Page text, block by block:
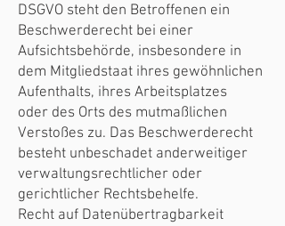
DSGVO steht den Betroffenen ein
Beschwerderecht bei einer
Aufsichtsbehörde, insbesondere in
dem Mitgliedstaat ihres gewöhnlichen
Aufenthalts, ihres Arbeitsplatzes
oder des Orts des mutmaßlichen
Verstoßes zu. Das Beschwerderecht
besteht unbeschadet anderweitiger
verwaltungsrechtlicher oder
gerichtlicher Rechtsbehelfe.
Recht auf Datenübertragbarkeit